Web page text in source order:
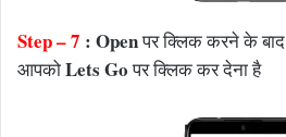
Step – 7 : Openपर क्लिक करने के बाद
आपकोLets Goपर क्लिक कर देना है